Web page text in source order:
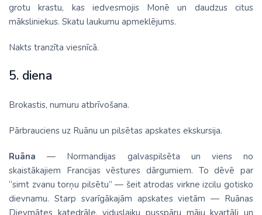
grotu krastu, kas iedvesmojis Monē un daudzus citus
māksliniekus. Skatu laukumu apmeklējums.
Nakts tranzīta viesnīcā.
5. diena
Brokastis, numuru atbrīvošana.
Pārbrauciens uz Ruānu un pilsētas apskates ekskursija.
Ruāna — Normandijas galvaspilsēta un viens no
skaistākajiem Francijas vēstures dārgumiem. To dēvē par
“simt zvanu torņu pilsētu” — šeit atrodas virkne izcilu gotisko
dievnamu. Starp svarīgākajām apskates vietām — Ruānas
Dievmātes katedrāle, viduslaiku pusspāru māju kvartāli un